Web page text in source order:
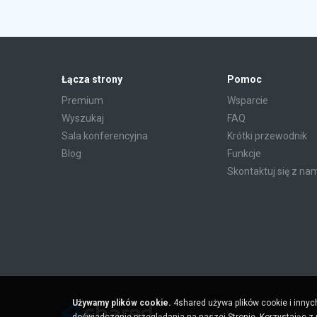
Łącza strony
Premium
Wyszukaj
Sala konferencyjna
Blog
Pomoc
Wsparcie
FAQ
Krótki przewodnik
Funkcje
Skontaktuj się z
Używamy plików cookie. 4shared używa plików cookie i